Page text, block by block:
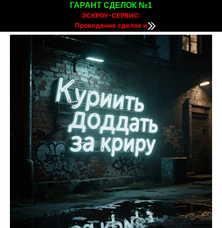
ЭСКРОУ-СЕРВИС:
Проведение сделок и
расчетов онлайн
ГАРАНТ СДЕЛОК №1